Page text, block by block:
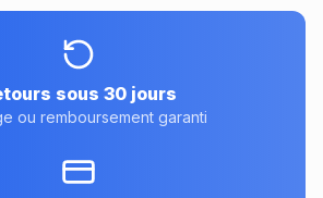
sous 30 jours
ou remboursement garanti